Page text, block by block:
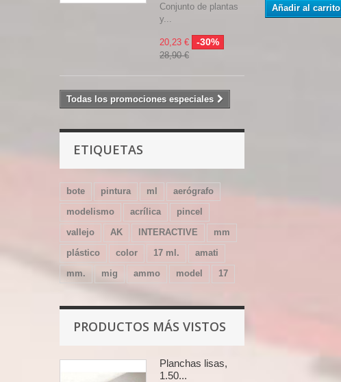
Conjunto de plantas
y...
20,23 € -30%
28,90 €
Todas los promociones especiales
ETIQUETAS
bote pintura ml
aerógrafo
modelismo
acrílica
pincel
vallejo
AK INTERACTIVE
mm
plástico
color 17 ml.
amati
mm.
mig ammo model 17
PRODUCTOS MÁS VISTOS
Planchas lisas,
1.50...
Añadir al carrito